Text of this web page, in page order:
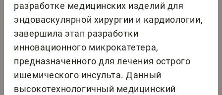
разработке медицинских изделий для
эндоваскулярной хирургии и кардиологии,
завершила этап разработки
инновационного микрокатетера,
предназначенного для лечения острого
ишемического инсульта. Данный
высокотехнологичный медицинский